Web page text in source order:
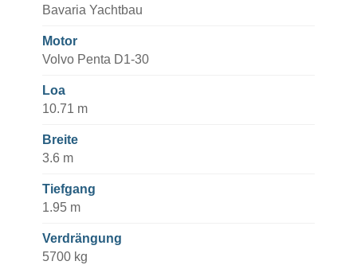
Bavaria Yachtbau
Motor
Volvo Penta D1-30
Loa
10.71 m
Breite
3.6 m
Tiefgang
1.95 m
Verdrängung
5700 kg